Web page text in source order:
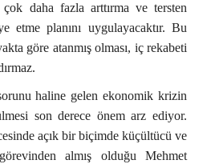
çok daha fazla arttırma ve tersten
etme planını uygulayacaktır. Bu
göre atanmış olması, iç rekabeti
haline gelen ekonomik krizin
son derece önem arz ediyor.
açık bir biçimde küçültücü ve
almış olduğu Mehmet